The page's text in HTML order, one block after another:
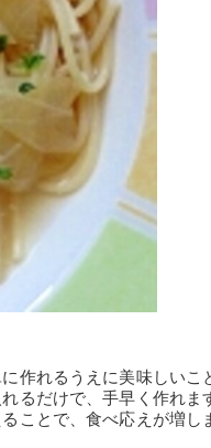
作れるうえに美味しいこ
るだけで、手早く作れま
ことで、食べ応えが増し